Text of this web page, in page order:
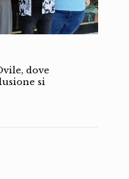
dove
si